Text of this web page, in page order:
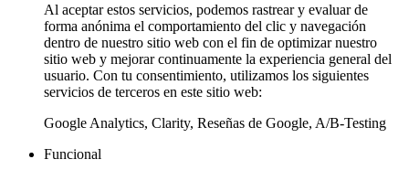
Al aceptar estos servicios, podemos rastrear y evaluar de
forma anónima el comportamiento del clic y navegación
dentro de nuestro sitio web con el fin de optimizar nuestro
sitio web y mejorar continuamente la experiencia general del
usuario. Con tu consentimiento, utilizamos los siguientes
servicios de terceros en este sitio web:
Google Analytics, Clarity, Reseñas de Google, A/B-Testing
Funcional